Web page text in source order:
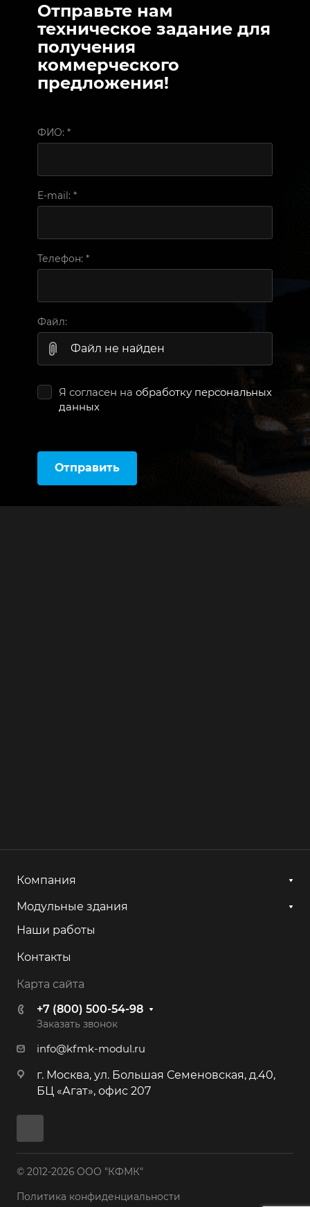
Отправьте нам
техническое задание для
получения
коммерческого
предложения!
ФИО: *
E-mail: *
Телефон: *
Файл:
Файл не найден
Я согласен на обработку персональных
данных
Отправить
Компания
Модульные здания
Наши работы
Контакты
Карта сайта
+7 (800) 500-54-98
Заказать звонок
info@kfmk-modul.ru
г. Москва, ул. Большая Семеновская, д.40,
БЦ «Агат», офис 207
© 2012-2026 ООО "КФМК"
Политика конфиденциальности